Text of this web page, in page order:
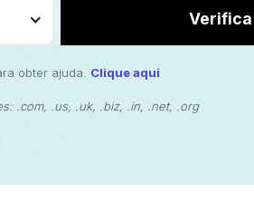
Verifica
obter ajuda. Clique aqui
.com, .us, .uk, .biz, .in, .net, .org